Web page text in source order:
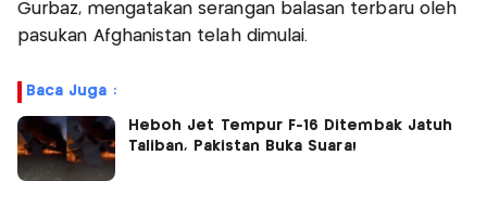
Gurbaz, mengatakan serangan balasan terbaru oleh
pasukan Afghanistan telah dimulai.
Baca Juga :
Heboh Jet Tempur F-16 Ditembak Jatuh
Taliban, Pakistan Buka Suara!